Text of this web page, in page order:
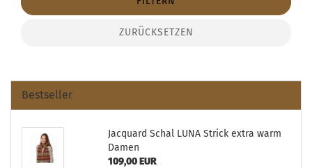
ZURÜCKSETZEN
Bestseller
Jacquard Schal LUNA Strick extra warm
Damen
109,00 EUR